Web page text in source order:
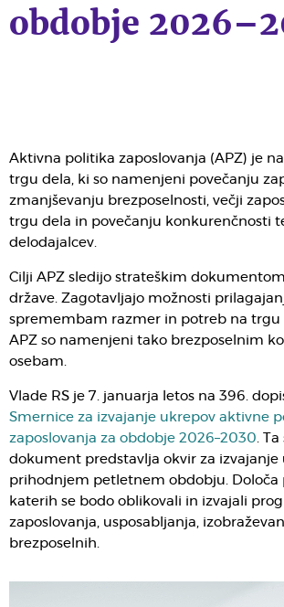
obdobje
Aktivna politika zaposlovanja (APZ) je
trgu dela, ki so namenjeni povečanju
zmanjševanju brezposelnosti, večji
trgu dela in povečanju konkurenčnosti
delodajalcev.
Cilji APZ sledijo strateškim
države. Zagotavljajo možnosti
spremembam razmer in potreb na trgu
APZ so namenjeni tako brezposelnim
osebam.
Vlade RS je 7. januarja letos na 396.
Smernice za izvajanje ukrepov aktivne
zaposlovanja za obdobje 2026–2030.
dokument predstavlja okvir za izvajanje
prihodnjem petletnem obdobju. Določa
katerih se bodo oblikovali in izvajali
zaposlovanja, usposabljanja,
brezposelnih.